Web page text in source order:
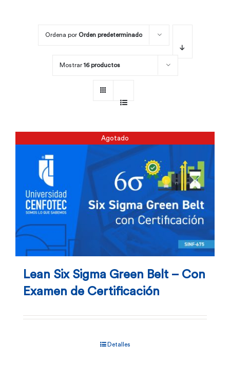
Ordena por Orden predeterminado
Mostrar 16 productos
Agotado
Lean Six Sigma Green Belt – Con
Examen de Certificación
Detalles